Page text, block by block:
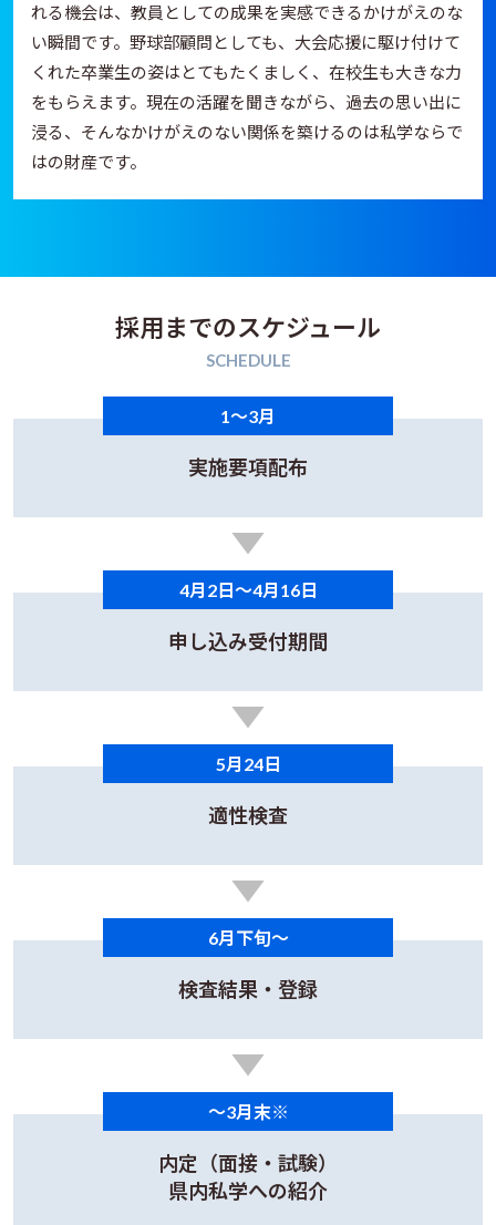
れる機会は、教員としての成果を実感できるかけがえのな
い瞬間です。野球部顧問としても、大会応援に駆け付けて
くれた卒業生の姿はとてもたくましく、在校生も大きな力
をもらえます。現在の活躍を聞きながら、過去の思い出に
浸る、そんなかけがえのない関係を築けるのは私学ならで
はの財産です。
採用までのスケジュール
SCHEDULE
1～3月
実施要項配布
4月2日～4月16日
申し込み受付期間
5月24日
適性検査
6月下旬～
検査結果・登録
～3月末※
内定（面接・試験）
県内私学への紹介